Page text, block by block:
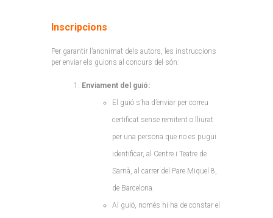
Inscripcions
Per garantir l’anonimat dels autors, les instruccions
per enviar els guions al concurs del són:
Enviament del guió:
El guió s’ha d’enviar per correu
certificat sense remitent o lliurat
per una persona que no es pugui
identificar, al Centre i Teatre de
Sarrià, al carrer del Pare Miquel 8,
de Barcelona.
Al guió, només hi ha de constar el